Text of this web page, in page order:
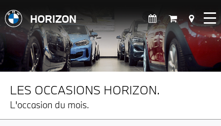
HORIZON
LES OCCASIONS HORIZON.
L'occasion du mois.